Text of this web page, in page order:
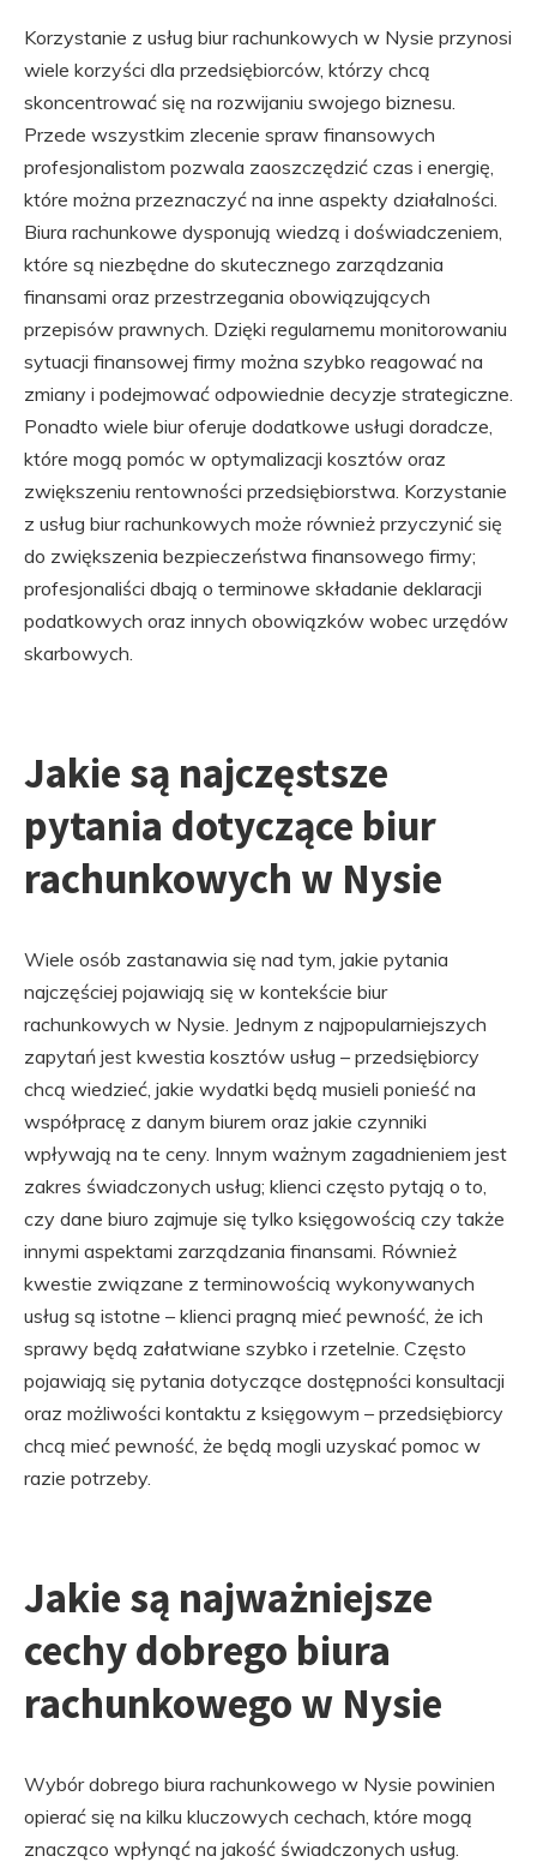
Korzystanie z usług biur rachunkowych w Nysie przynosi
wiele korzyści dla przedsiębiorców, którzy chcą
skoncentrować się na rozwijaniu swojego biznesu.
Przede wszystkim zlecenie spraw finansowych
profesjonalistom pozwala zaoszczędzić czas i energię,
które można przeznaczyć na inne aspekty działalności.
Biura rachunkowe dysponują wiedzą i doświadczeniem,
które są niezbędne do skutecznego zarządzania
finansami oraz przestrzegania obowiązujących
przepisów prawnych. Dzięki regularnemu monitorowaniu
sytuacji finansowej firmy można szybko reagować na
zmiany i podejmować odpowiednie decyzje strategiczne.
Ponadto wiele biur oferuje dodatkowe usługi doradcze,
które mogą pomóc w optymalizacji kosztów oraz
zwiększeniu rentowności przedsiębiorstwa. Korzystanie
z usług biur rachunkowych może również przyczynić się
do zwiększenia bezpieczeństwa finansowego firmy;
profesjonaliści dbają o terminowe składanie deklaracji
podatkowych oraz innych obowiązków wobec urzędów
skarbowych.
Jakie są najczęstsze
pytania dotyczące biur
rachunkowych w Nysie
Wiele osób zastanawia się nad tym, jakie pytania
najczęściej pojawiają się w kontekście biur
rachunkowych w Nysie. Jednym z najpopularniejszych
zapytań jest kwestia kosztów usług – przedsiębiorcy
chcą wiedzieć, jakie wydatki będą musieli ponieść na
współpracę z danym biurem oraz jakie czynniki
wpływają na te ceny. Innym ważnym zagadnieniem jest
zakres świadczonych usług; klienci często pytają o to,
czy dane biuro zajmuje się tylko księgowością czy także
innymi aspektami zarządzania finansami. Również
kwestie związane z terminowością wykonywanych
usług są istotne – klienci pragną mieć pewność, że ich
sprawy będą załatwiane szybko i rzetelnie. Często
pojawiają się pytania dotyczące dostępności konsultacji
oraz możliwości kontaktu z księgowym – przedsiębiorcy
chcą mieć pewność, że będą mogli uzyskać pomoc w
razie potrzeby.
Jakie są najważniejsze
cechy dobrego biura
rachunkowego w Nysie
Wybór dobrego biura rachunkowego w Nysie powinien
opierać się na kilku kluczowych cechach, które mogą
znacząco wpłynąć na jakość świadczonych usług.